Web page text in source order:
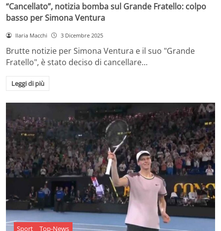
“Cancellato”, notizia bomba sul Grande Fratello: colpo
basso per Simona Ventura
Ilaria Macchi 3 Dicembre 2025
Brutte notizie per Simona Ventura e il suo "Grande
Fratello", è stato deciso di cancellare…
Leggi di più
Sport Top-News